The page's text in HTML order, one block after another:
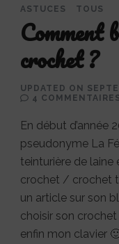
ASTUCES TOUS
Comment
crochet ?
UPDATED ON
4 COMMENTAIRES
En début d’année
pseudonyme La
teinturière de laine
crochet / crochet
un article sur son
choisir son crochet
enfin mon clavier